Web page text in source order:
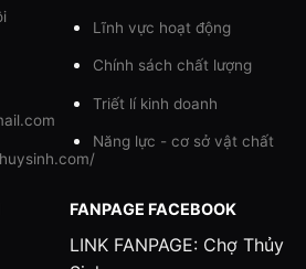
Lĩnh vực hoạt động
Chính sách chất lượng
Triết lí kinh doanh
Năng lực - cơ sở vật chất
FANPAGE FACEBOOK
LINK FANPAGE: Chợ Thủy